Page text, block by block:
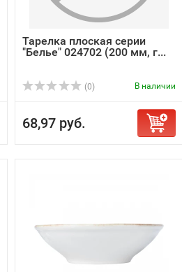
Тарелка плоская серии
"Белье" 024702 (200 мм, г...
(0) В наличии
68,97 руб.